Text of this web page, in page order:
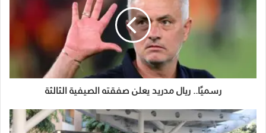
رسميًا.. ريال مدريد يعلن صفقته الصيفية الثالثة